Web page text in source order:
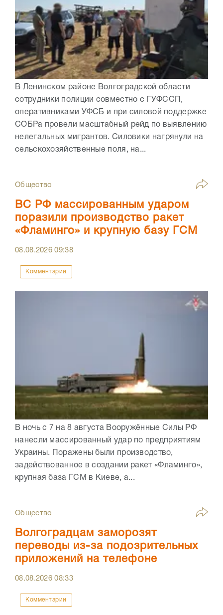
В Ленинском районе Волгоградской области
сотрудники полиции совместно с ГУФССП,
оперативниками УФСБ и при силовой поддержке
СОБРа провели масштабный рейд по выявлению
нелегальных мигрантов. Силовики нагрянули на
сельскохозяйственные поля, на...
Общество
ВС РФ массированным ударом
поразили производство ракет
«Фламинго» и крупную базу ГСМ
08.08.202609:38
Комментарии
В ночь с 7 на 8 августа Вооружённые Силы РФ
нанесли массированный удар по предприятиям
Украины. Поражены были производство,
задействованное в создании ракет «Фламинго»,
крупная база ГСМ в Киеве, а...
Общество
Волгоградцам заморозят
переводы из-за подозрительных
приложений на телефоне
08.08.202608:33
Комментарии